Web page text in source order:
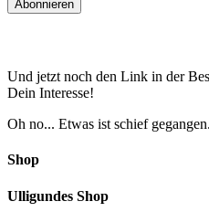
Und jetzt noch den Link in der
Dein Interesse!
Oh no... Etwas ist schief gegangen.
Shop
Ulligundes Shop